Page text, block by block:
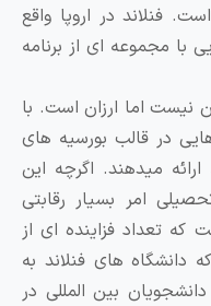
در اروپا واقع
ای از برنامه
ارزان است. با
بورسیه های
اگرچه این
بسیار رقابتی
فزاینده ای از
های فنلاند به
بین المللی در